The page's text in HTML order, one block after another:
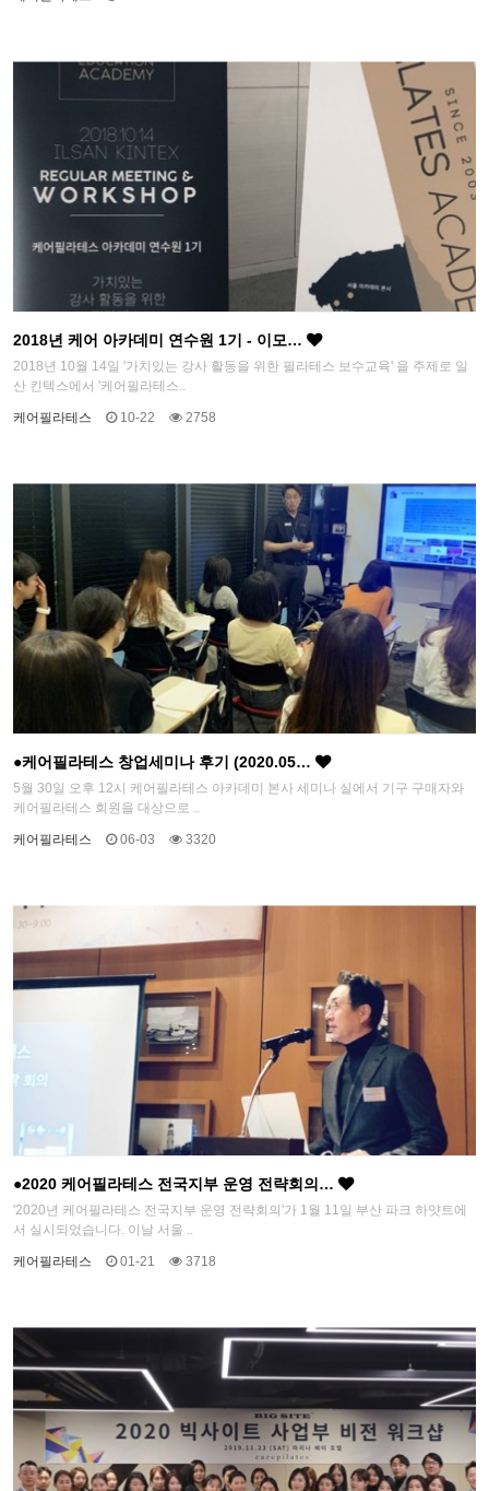
2018년 케어 아카데미 연수원 1기 - 이모…
2018년 10월 14일 '가치있는 강사 활동을 위한 필라테스 보수교육' 을 주제로 일
산 킨텍스에서 '케어필라테스..
케어필라테스 10-22 2758
●케어필라테스 창업세미나 후기 (2020.05…
5월 30일 오후 12시 케어필라테스 아카데미 본사 세미나 실에서 기구 구매자와
케어필라테스 회원을 대상으로 ..
케어필라테스 06-03 3320
●2020 케어필라테스 전국지부 운영 전략회의…
'2020년 케어필라테스 전국지부 운영 전략회의'가 1월 11일 부산 파크 하얏트에
서 실시되었습니다. 이날 서울 ..
케어필라테스 01-21 3718